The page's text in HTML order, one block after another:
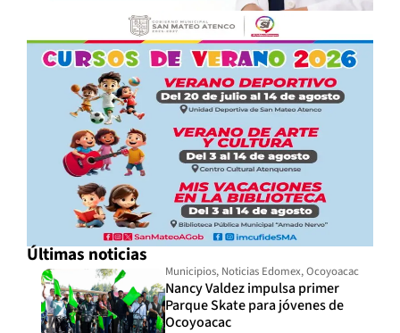
Últimas noticias
Municipios, Noticias Edomex,Ocoyoacac
Nancy Valdez impulsa primer
Parque Skate para jóvenes de
Ocoyoacac